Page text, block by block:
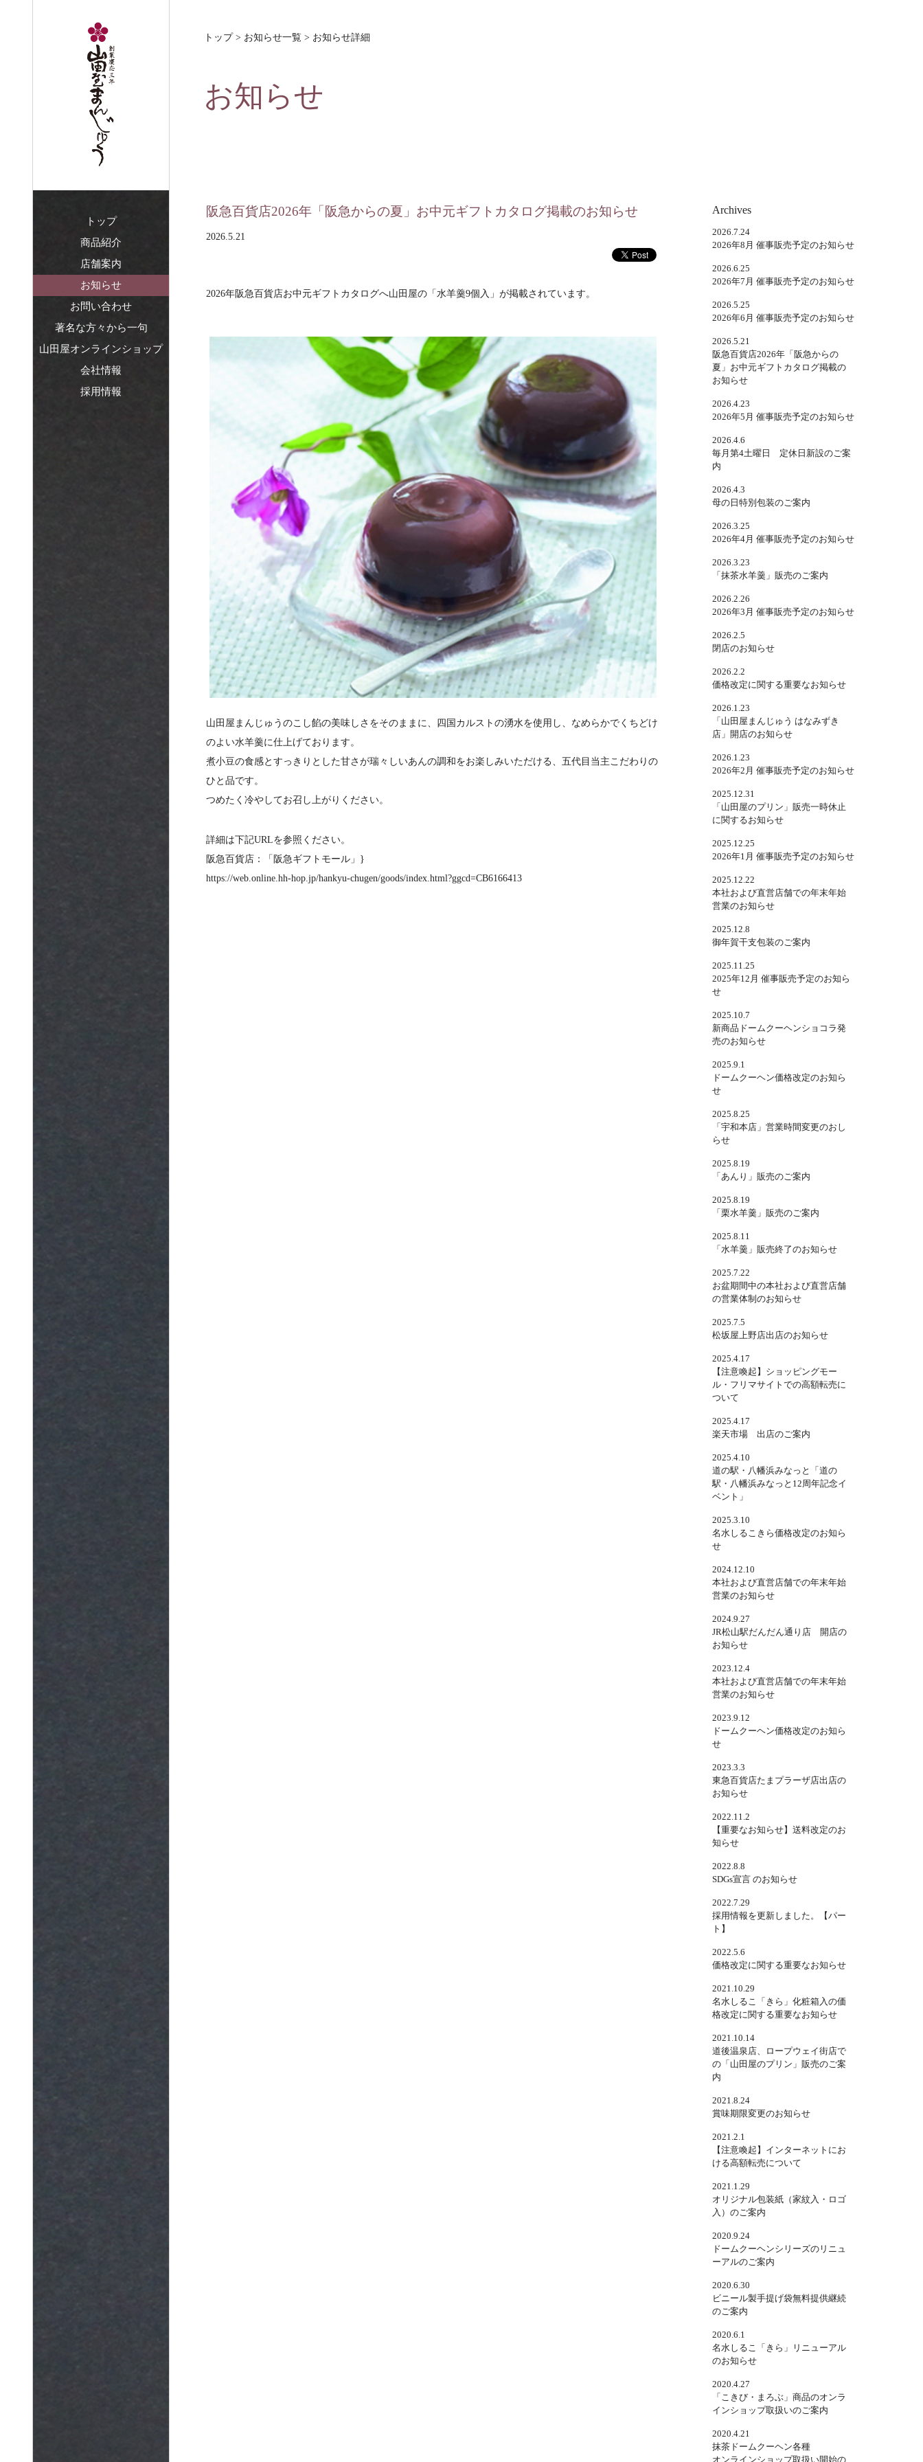
トップ
商品紹介
店舗案内
お知らせ
お問い合わせ
著名な方々から一句
山田屋オンラインショップ
会社情報
採用情報
トップ> お知らせ一覧 > お知らせ詳細
お知らせ
阪急百貨店2026年「阪急からの夏」お中元ギフトカタログ掲載のお知らせ
2026.5.21
2026年阪急百貨店お中元ギフトカタログへ山田屋の「水羊羹9個入」が掲載されています。
山田屋まんじゅうのこし餡の美味しさをそのままに、四国カルストの湧水を使用し、なめらかでくちどけ
のよい水羊羹に仕上げております。
煮小豆の食感とすっきりとした甘さが瑞々しいあんの調和をお楽しみいただける、五代目当主こだわりの
ひと品です。
つめたく冷やしてお召し上がりください。
詳細は下記URLを参照ください。
阪急百貨店：「阪急ギフトモール」}
https://web.online.hh-hop.jp/hankyu-chugen/goods/index.html?ggcd=CB6166413
Archives
2026.7.24
2026年8月 催事販売予定のお知らせ
2026.6.25
2026年7月 催事販売予定のお知らせ
2026.5.25
2026年6月 催事販売予定のお知らせ
2026.5.21
阪急百貨店2026年「阪急からの
夏」お中元ギフトカタログ掲載の
お知らせ
2026.4.23
2026年5月 催事販売予定のお知らせ
2026.4.6
毎月第4土曜日 定休日新設のご案
内
2026.4.3
母の日特別包装のご案内
2026.3.25
2026年4月 催事販売予定のお知らせ
2026.3.23
「抹茶水羊羹」販売のご案内
2026.2.26
2026年3月 催事販売予定のお知らせ
2026.2.5
閉店のお知らせ
2026.2.2
価格改定に関する重要なお知らせ
2026.1.23
「山田屋まんじゅう はなみずき
店」開店のお知らせ
2026.1.23
2026年2月 催事販売予定のお知らせ
2025.12.31
「山田屋のプリン」販売一時休止
に関するお知らせ
2025.12.25
2026年1月 催事販売予定のお知らせ
2025.12.22
本社および直営店舗での年末年始
営業のお知らせ
2025.12.8
御年賀干支包装のご案内
2025.11.25
2025年12月 催事販売予定のお知ら
せ
2025.10.7
新商品ドームクーヘンショコラ発
売のお知らせ
2025.9.1
ドームクーヘン価格改定のお知ら
せ
2025.8.25
「宇和本店」営業時間変更のおし
らせ
2025.8.19
「あんり」販売のご案内
2025.8.19
「栗水羊羹」販売のご案内
2025.8.11
「水羊羹」販売終了のお知らせ
2025.7.22
お盆期間中の本社および直営店舗
の営業体制のお知らせ
2025.7.5
松坂屋上野店出店のお知らせ
2025.4.17
【注意喚起】ショッピングモー
ル・フリマサイトでの高額転売に
ついて
2025.4.17
楽天市場 出店のご案内
2025.4.10
道の駅・八幡浜みなっと「道の
駅・八幡浜みなっと12周年記念イ
ベント」
2025.3.10
名水しるこきら価格改定のお知ら
せ
2024.12.10
本社および直営店舗での年末年始
営業のお知らせ
2024.9.27
JR松山駅だんだん通り店 開店の
お知らせ
2023.12.4
本社および直営店舗での年末年始
営業のお知らせ
2023.9.12
ドームクーヘン価格改定のお知ら
せ
2023.3.3
東急百貨店たまプラーザ店出店の
お知らせ
2022.11.2
【重要なお知らせ】送料改定のお
知らせ
2022.8.8
SDGs宣言 のお知らせ
2022.7.29
採用情報を更新しました。【パー
ト】
2022.5.6
価格改定に関する重要なお知らせ
2021.10.29
名水しるこ「きら」化粧箱入の価
格改定に関する重要なお知らせ
2021.10.14
道後温泉店、ロープウェイ街店で
の「山田屋のプリン」販売のご案
内
2021.8.24
賞味期限変更のお知らせ
2021.2.1
【注意喚起】インターネットにお
ける高額転売について
2021.1.29
オリジナル包装紙（家紋入・ロゴ
入）のご案内
2020.9.24
ドームクーヘンシリーズのリニュ
ーアルのご案内
2020.6.30
ビニール製手提げ袋無料提供継続
のご案内
2020.6.1
名水しるこ「きら」リニューアル
のお知らせ
2020.4.27
「こきび・まろぶ」商品のオンラ
インショップ取扱いのご案内
2020.4.21
抹茶ドームクーヘン各種
オンラインショップ取扱い開始の